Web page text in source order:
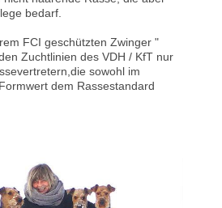
bedarf.
FCI geschützten Zwinger "
Zuchtlinien des VDH / KfT nur
sowohl im
dem Rassestandard